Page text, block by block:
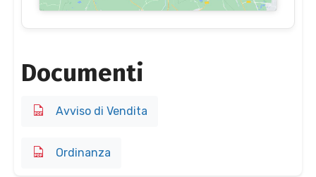
Documenti
Avviso di Vendita
Ordinanza